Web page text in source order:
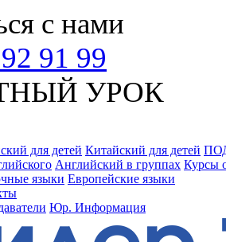
с нами
91 99
УРОК
для детей Китайский для детей
Английский в группах Курсы
языки Европейские языки
Юр. Информация